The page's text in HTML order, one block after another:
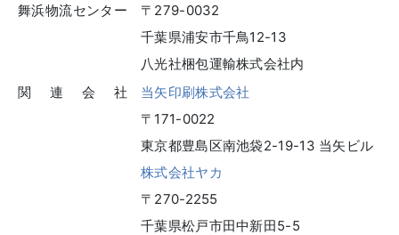
舞浜物流センター
〒279-0032
千葉県浦安市千鳥12-13
八光社梱包運輸株式会社内
関連会社
当矢印刷株式会社
〒171-0022
東京都豊島区南池袋2-19-13 当矢ビル
株式会社ヤカ
〒270-2255
千葉県松戸市田中新田5-5